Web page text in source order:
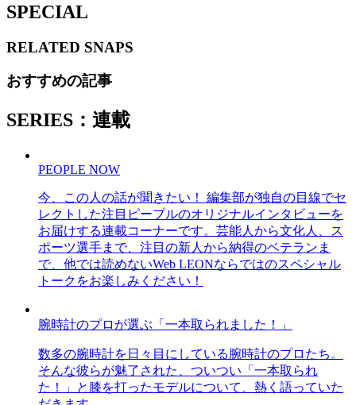
SPECIAL
RELATED SNAPS
おすすめの記事
SERIES：連載
PEOPLE NOW
今、この人の話が聞きたい！ 編集部が独自の目線でセ
レクトした注目ピープルのオリジナルインタビューを
お届けする連載コーナーです。芸能人から文化人、ス
ポーツ選手まで、注目の新人から納得のベテランま
で、他では読めないWeb LEONならではのスペシャル
トークをお楽しみください！
腕時計のプロが選ぶ「一本取られました！」
数多の腕時計を日々目にしている腕時計のプロたち。
そんな彼らが魅了された、ついつい「一本取られ
た！」と膝を打ったモデルについて、熱く語っていた